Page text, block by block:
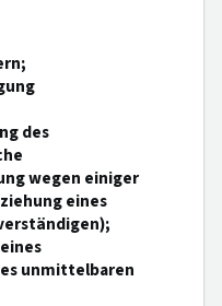
des
wegen einiger
eines
unmittelbaren